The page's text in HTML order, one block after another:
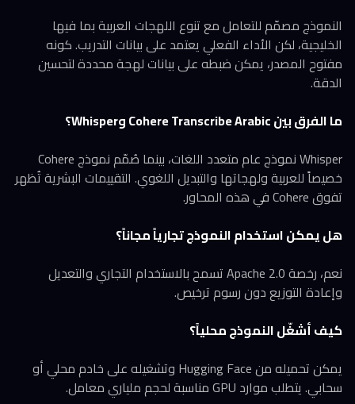
النموذج مصمّم للتعامل مع تنوع اللهجات العربية بما فيها
الخليجية، لكن الأداء الفعلي يعتمد على بيانات التدريب. كونه
مفتوح المصدر، يمكن ضبطه على بيانات لهجة محددة لتحسين
الدقة.
ما الفرق بين Cohere Transcribe Arabic وWhisper؟
Whisper نموذج عام متعدد اللغات، بينما صُمّم نموذج Cohere
خصيصاً للعربية ولهجاتها والتبديل اللغوي. التقييمات البشرية تُظهر
تفوق Cohere في هذه المحاور.
هل يمكن استخدام النموذج تجارياً مجاناً؟
نعم، رخصة Apache 2.0 تسمح بالاستخدام التجاري والتعديل
وإعادة التوزيع دون رسوم ترخيص.
كيف أشغّل النموذج محلياً؟
يمكن تحميله من Hugging Face وتشغيله على خادم محلي أو
سحابي. يتطلب موارد GPU مناسبة لحجم ملياري معامل.